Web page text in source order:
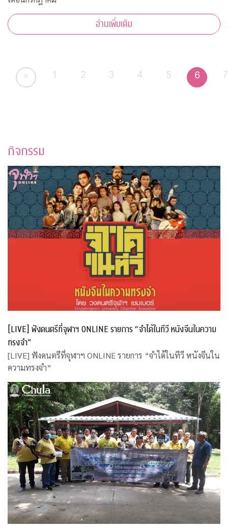
อ่านเพิ่มเติม
« 1 2 3 4 5 6 7
กิจกรรม
[LIVE] ฟังดนตรีที่จุฬาฯ ONLINE รายการ “จำได้ในทีวี หนังจีนในความ
ทรงจำ”
[LIVE] ฟังดนตรีที่จุฬาฯ ONLINE รายการ “จำได้ในทีวี หนังจีนใน
ความทรงจำ”